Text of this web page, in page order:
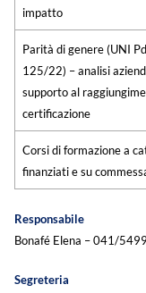
impatto
Parità di genere (UNI
125/22) – analisi
supporto al
certificazione
Corsi di formazione a
finanziati e su
Responsabile
Bonafé Elena – 041/
Segreteria